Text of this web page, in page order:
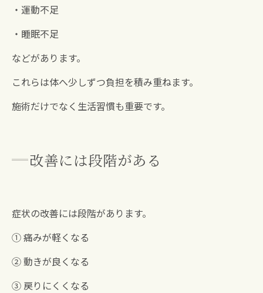
・運動不足
・睡眠不足
などがあります。
これらは体へ少しずつ負担を積み重ねます。
施術だけでなく生活習慣も重要です。
改善には段階がある
症状の改善には段階があります。
① 痛みが軽くなる
② 動きが良くなる
③ 戻りにくくなる